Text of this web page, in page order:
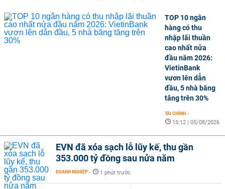
TOP 10 ngân
hàng có thu
nhập lãi thuần
cao nhất nửa
đầu năm 2026:
VietinBank
vươn lên dẫn
đầu, 5 nhà băng
tăng trên 30%
TÀI CHÍNH -
15:12 | 05/08/2026
EVN đã xóa sạch lỗ lũy kế, thu gần
353.000 tỷ đồng sau nửa năm
DOANH NGHIỆP - 1 phút trước